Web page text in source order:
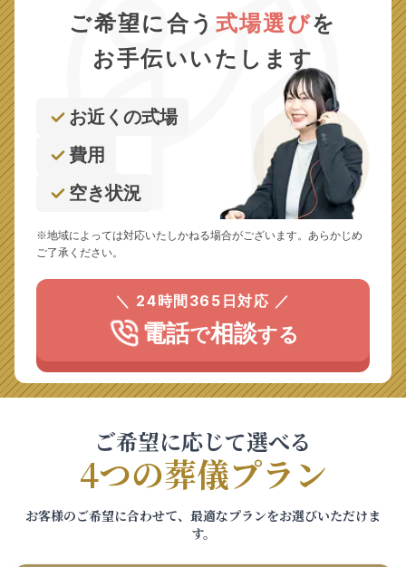
ご希望に合う 式場選びを
お手伝いいたします
お近くの式場
費用
空き状況
※地域によっては対応いたしかねる場合がございます。あらかじめ
ご了承ください。
＼ 24時間365日対応 ／
電話で相談する
ご希望に応じて選べる
4つの葬儀プラン
お客様のご希望に合わせて、最適なプランをお選びいただけま
す。